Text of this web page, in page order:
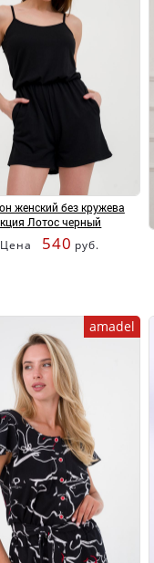
женский без кружева
Лотос черный
Цена 540 руб.
amadel